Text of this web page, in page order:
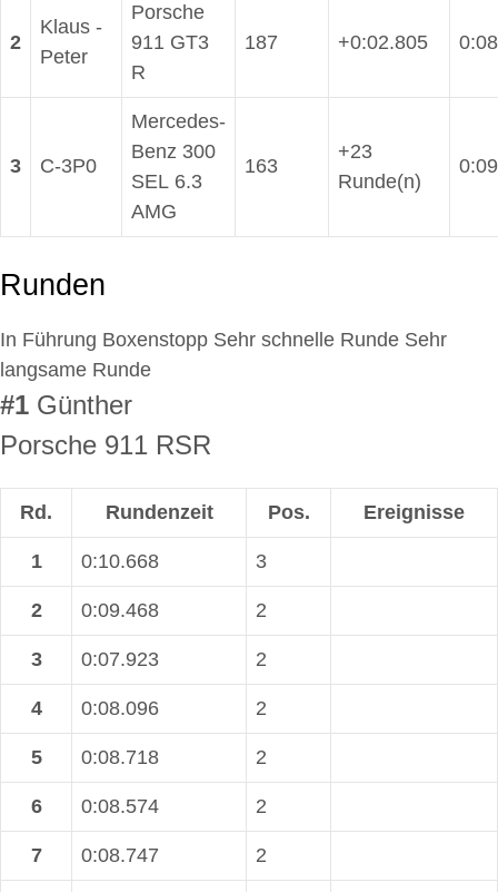
2
Klaus -
Peter
Porsche
911 GT3
R
187 +0:02.805
3 C-3P0
Mercedes-
Benz 300
SEL 6.3
AMG
163
+23
Runde(n)
Runden
In Führung Boxenstopp Sehr schnelle Runde Sehr
langsame Runde
#1 Günther
Porsche 911 RSR
Rd. Rundenzeit Pos. Ereignisse
1 0:10.668 3
2 0:09.468 2
3 0:07.923 2
4 0:08.096 2
5 0:08.718 2
6 0:08.574 2
7 0:08.747 2